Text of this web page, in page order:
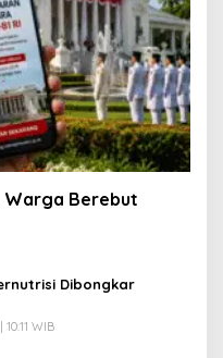
Warga Berebut
Dibongkar
WIB